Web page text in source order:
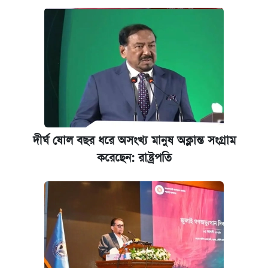
যুক্তরাষ্ট্র থেকে আরও ২৩ বাংলাদেশিকে দেশে
ফেরত পাঠানো হলো
দীর্ঘ ষোল বছর ধরে অসংখ্য মানুষ অক্লান্ত সংগ্রাম
করেছেন: রাষ্ট্রপতি